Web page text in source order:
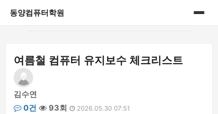
동양컴퓨터학원
게시판
여름철 컴퓨터 유지보수 체크리스트
김수연
0건
93회 2026.05.30 07:51